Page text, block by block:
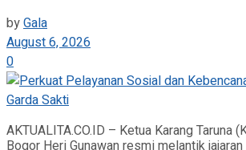
byGala
August 6, 2026
0
AKTUALITA.CO.ID – Ketua Karang Taruna
Bogor Heri Gunawan resmi melantik